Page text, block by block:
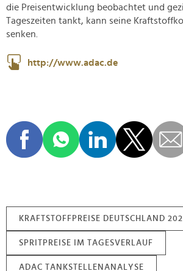
die Preisentwicklung beobachtet und
Tageszeiten tankt, kann seine
senken.
http://www.adac.de
KRAFTSTOFFPREISE DEUTSCHLAND
SPRITPREISE IM TAGESVERLAUF
ADAC TANKSTELLENANALYSE